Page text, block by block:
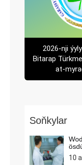
2026-nji
Bitarap
at-
Soňkylar
10